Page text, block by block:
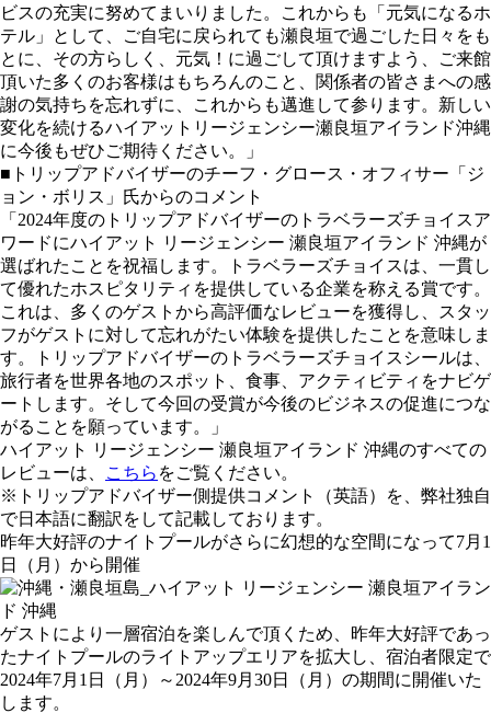
ビスの充実に努めてまいりました。これからも「元気になるホ
テル」として、ご自宅に戻られても瀬良垣で過ごした日々をも
とに、その方らしく、元気！に過ごして頂けますよう、ご来館
頂いた多くのお客様はもちろんのこと、関係者の皆さまへの感
謝の気持ちを忘れずに、これからも邁進して参ります。新しい
変化を続けるハイアットリージェンシー瀬良垣アイランド沖縄
に今後もぜひご期待ください。」
■トリップアドバイザーのチーフ・グロース・オフィサー「ジ
ョン・ボリス」氏からのコメント
「2024年度のトリップアドバイザーのトラベラーズチョイスア
ワードにハイアット リージェンシー 瀬良垣アイランド 沖縄が
選ばれたことを祝福します。トラベラーズチョイスは、一貫し
て優れたホスピタリティを提供している企業を称える賞です。
これは、多くのゲストから高評価なレビューを獲得し、スタッ
フがゲストに対して忘れがたい体験を提供したことを意味しま
す。トリップアドバイザーのトラベラーズチョイスシールは、
旅行者を世界各地のスポット、食事、アクティビティをナビゲ
ートします。そして今回の受賞が今後のビジネスの促進につな
がることを願っています。」
ハイアット リージェンシー 瀬良垣アイランド 沖縄のすべての
レビューは、
こちら をご覧ください。
※トリップアドバイザー側提供コメント（英語）を、弊社独自
で日本語に翻訳をして記載しております。
昨年大好評のナイトプールがさらに幻想的な空間になって7月1
日（月）から開催
ゲストにより一層宿泊を楽しんで頂くため、昨年大好評であっ
たナイトプールのライトアップエリアを拡大し、宿泊者限定で
2024年7月1日（月）～2024年9月30日（月）の期間に開催いた
します。